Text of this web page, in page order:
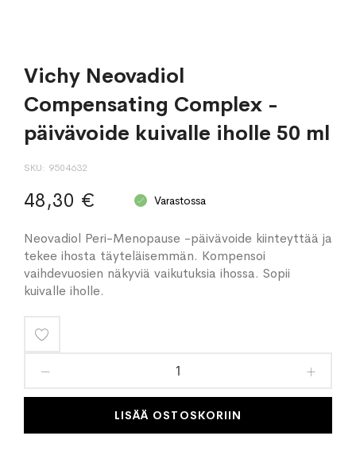
Vichy Neovadiol
Compensating Complex -
päivävoide kuivalle iholle 50 ml
SKU 9504632
48,30 € Varastossa
Neovadiol Peri-Menopause -päivävoide kiinteyttää ja
tekee ihosta täyteläisemmän. Kompensoi
vaihdevuosien näkyviä vaikutuksia ihossa. Sopii
kuivalle iholle.
toivelistaan
LISÄÄ OSTOSKORIIN